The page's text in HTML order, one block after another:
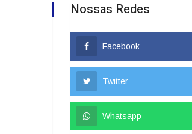
Nossas Redes
Facebook
Twitter
Whatsapp